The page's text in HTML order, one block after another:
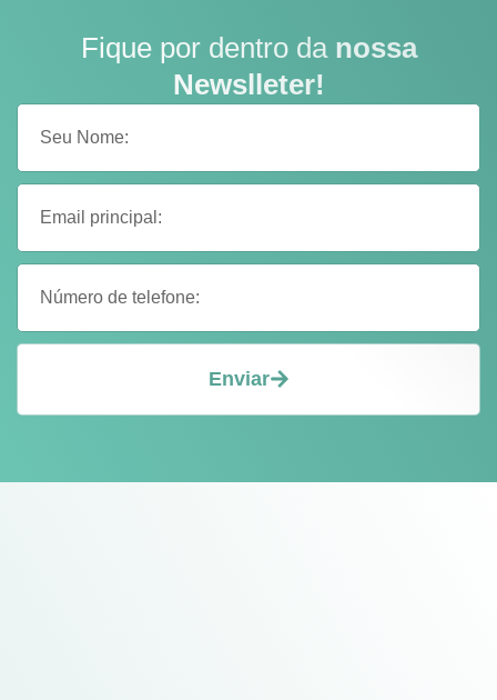
Fique por dentro da nossa
Newslleter!
Enviar